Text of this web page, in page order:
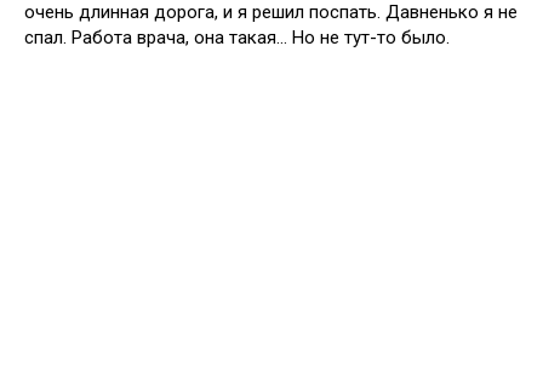
очень длинная дорога, и я решил поспать. Давненько я не
спал. Работа врача, она такая… Но не тут-то было.